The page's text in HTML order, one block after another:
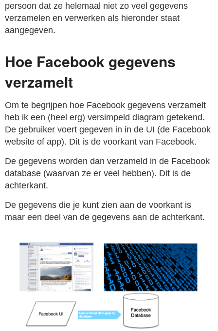
persoon dat ze helemaal niet zo veel gegevens
verzamelen en verwerken als hieronder staat
aangegeven.
Hoe Facebook gegevens
verzamelt
Om te begrijpen hoe Facebook gegevens verzamelt
heb ik een (heel erg) versimpeld diagram getekend.
De gebruiker voert gegeven in in de UI (de Facebook
website of app). Dit is de voorkant van Facebook.
De gegevens worden dan verzameld in de Facebook
database (waarvan ze er veel hebben). Dit is de
achterkant.
De gegevens die je kunt zien aan de voorkant is
maar een deel van de gegevens aan de achterkant.